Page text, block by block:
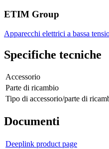
ETIM Group
Apparecchi elettrici a bassa
Specifiche tecniche
Accessorio
Parte di ricambio
Tipo di accessorio/parte di
Documenti
Deeplink product page